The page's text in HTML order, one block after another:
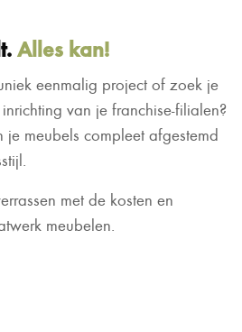
Alles kan!
eenmalig project of zoek je
van je franchise-filialen?
je meubels compleet afgestemd
met de kosten en
meubelen.